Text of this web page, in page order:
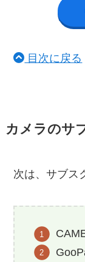
目次に戻る
カメラのサ
次は、サブス